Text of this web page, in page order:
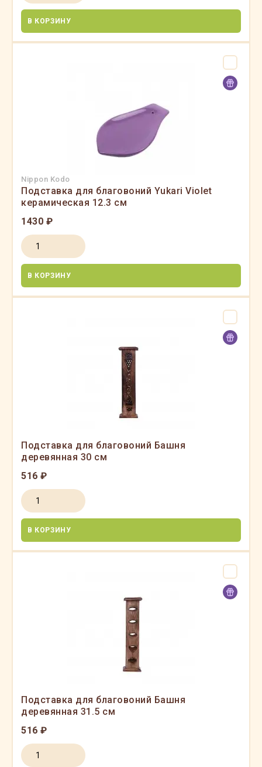
В КОРЗИНУ
Nippon Kodo
Подставка для благовоний Yukari Violet
керамическая 12.3 см
1430 ₽
В КОРЗИНУ
Подставка для благовоний Башня
деревянная 30 см
516 ₽
В КОРЗИНУ
Подставка для благовоний Башня
деревянная 31.5 см
516 ₽